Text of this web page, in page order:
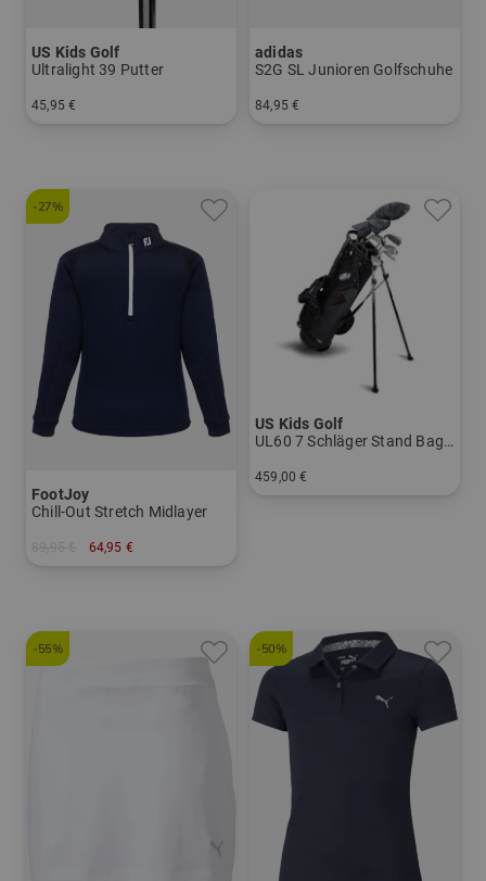
US Kids Golf
Ultralight 39 Putter
45,95 €
adidas
S2G SL Junioren Golfschuhe
84,95 €
-27%
FootJoy
Chill-Out Stretch Midlayer
64,95 €
US Kids Golf
UL60 7 Schläger Stand Bag Set
459,00 €
-55% -50%